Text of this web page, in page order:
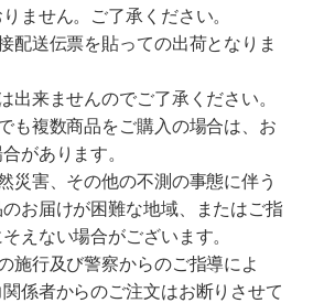
ません。ご了承ください。
配送伝票を貼っての出荷となりま
出来ませんのでご了承ください。
も複数商品をご購入の場合は、お
があります。
災害、その他の不測の事態に伴う
お届けが困難な地域、またはご指
えない場合がございます。
施行及び警察からのご指導によ
係者からのご注文はお断りさせて